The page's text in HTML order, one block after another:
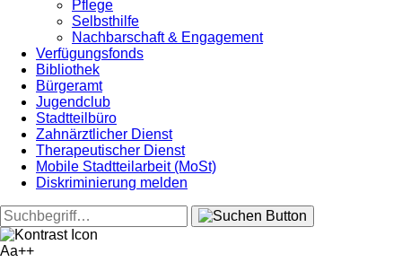
Pflege
Selbsthilfe
Nachbarschaft & Engagement
Verfügungsfonds
Bibliothek
Bürgeramt
Jugendclub
Stadtteilbüro
Zahnärztlicher Dienst
Therapeutischer Dienst
Mobile Stadtteilarbeit (MoSt)
Diskriminierung melden
Aa++